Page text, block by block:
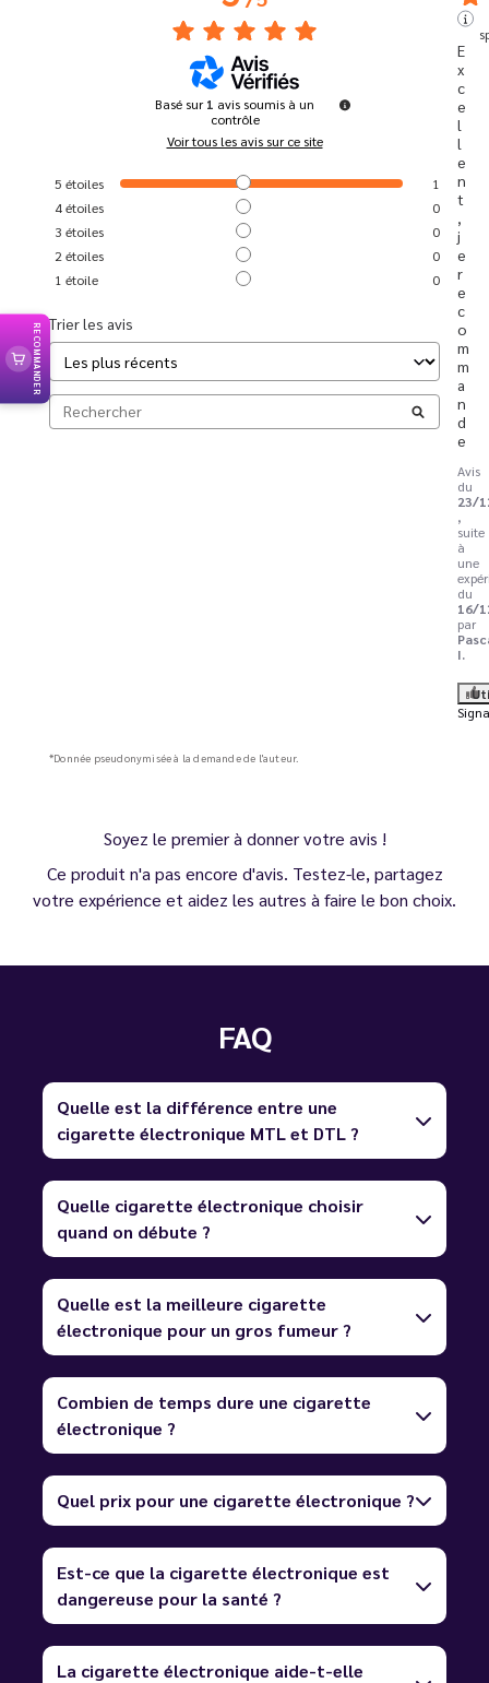
Basé sur1 avis soumis à un
contrôle
Voir tous les avis sur ce site
5 étoiles
1
4étoiles
0
3 étoiles
0
2 étoiles
0
1 étoile 0
Trier les avis
E
x
c
e
l
l
e
n
t
j
e
r
e
c
o
m
m
a
n
d
e
Avis
du
23/
,
suite
à
une
du
16/
par
I.
*Donnée pseudonymisée à la demande de l'auteur.
Soyez le premier à donner votre avis !
Ce produit n'a pas encore d'avis. Testez-le, partagez
votre expérience et aidez les autres à faire le bon choix.
FAQ
Quelle est la différence entre une
cigarette électronique MTL et DTL ?
Quelle cigarette électronique choisir
quand on débute ?
Quelle est la meilleure cigarette
électronique pour un gros fumeur ?
Combien de temps dure une cigarette
électronique ?
Quel prix pour une cigarette électronique ?
Est-ce que la cigarette électronique est
dangereuse pour la santé ?
La cigarette électronique aide-t-elle
RECOMMANDER